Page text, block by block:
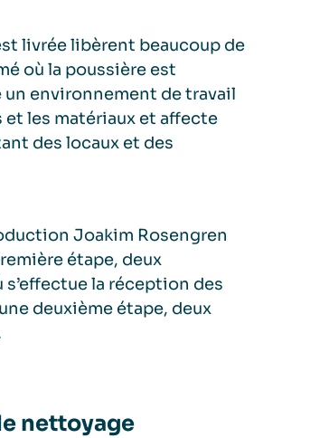
livrée libèrent beaucoup de
où la poussière est
environnement de travail
et les matériaux et affecte
des locaux et des
Joakim Rosengren
étape, deux
la réception des
deuxième étape, deux
nettoyage